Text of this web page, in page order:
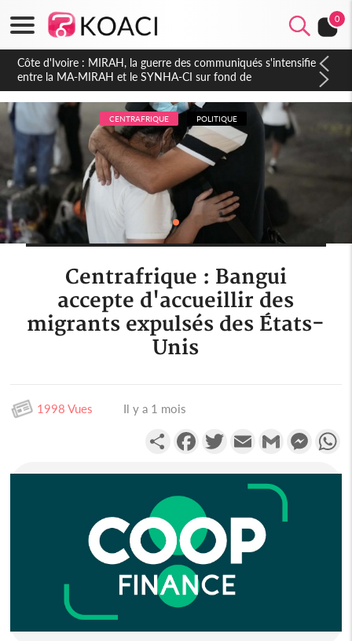
0
Côte d'Ivoire : Indépendance 2026, Thiam plaide pour un
environnement démocratique plus apaisé
CENTRAFRIQUE POLITIQUE
Centrafrique : Bangui
accepte d'accueillir des
migrants expulsés des États-
Unis
1998 Vues Il y a 1 mois
PartagerFacebookTwitterEmail Gmail